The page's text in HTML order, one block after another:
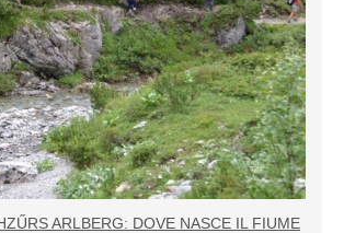
ARLBERG: DOVE NASCE IL FIUME